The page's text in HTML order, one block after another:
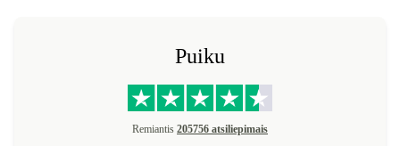
Puiku
Remiantis 205756 atsiliepimais